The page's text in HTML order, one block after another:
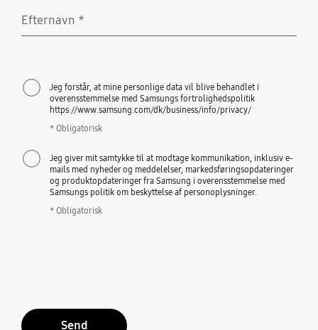
Efternavn *
Jeg forstår, at mine personlige data vil blive behandlet i
overensstemmelse med Samsungs fortrolighedspolitik
https://www.samsung.com/dk/business/info/privacy/
* Obligatorisk
Jeg giver mit samtykke til at modtage kommunikation, inklusiv e-
mails med nyheder og meddelelser, markedsføringsopdateringer
og produktopdateringer fra Samsung i overensstemmelse med
Samsungs politik om beskyttelse af personoplysninger.
* Obligatorisk
Send